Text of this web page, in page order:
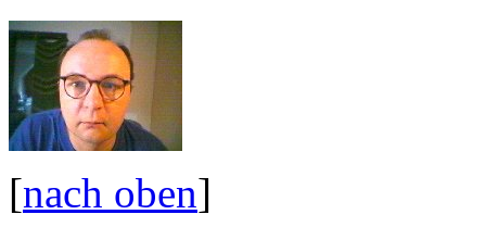
[nach oben]